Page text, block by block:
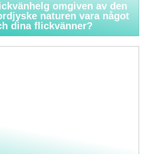
omgiven av den
naturen vara något
dina flickvänner?